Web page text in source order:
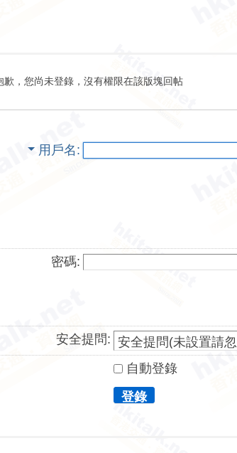
歉，您尚未登錄，沒有權限在該版塊回帖
用戶名
密碼:
安全提問:
自動登錄
登錄